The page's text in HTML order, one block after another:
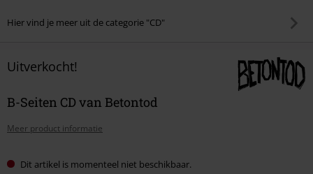
Hier vind je meer uit de categorie "CD"
Uitverkocht!
B-Seiten CD van Betontod
Meer product informatie
Dit artikel is momenteel niet beschikbaar.